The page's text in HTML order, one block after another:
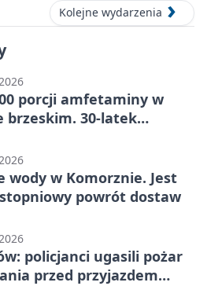
Kolejne wydarzenia
porcji amfetaminy w
brzeskim. 30-latek
wody w Komorznie. Jest
powrót dostaw
policjanci ugasili pożar
przed przyjazdem